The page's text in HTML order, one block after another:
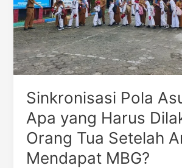
Sinkronisasi Pola
Apa yang Harus
Orang Tua Setelah
Mendapat MBG?
Orang
Tua
Setelah
Anak
Mendapat
MBG?